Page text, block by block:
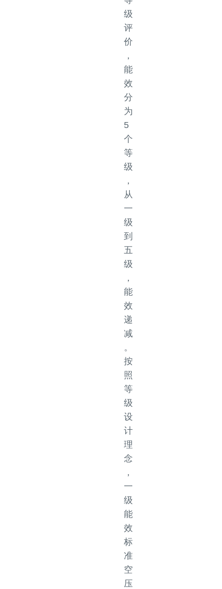
级
评
价
，
能
效
分
为
5
个
等
级
，
从
一
级
到
五
级
，
能
效
递
减
。
按
照
等
级
设
计
理
念
，
一
级
能
效
标
准
空
压